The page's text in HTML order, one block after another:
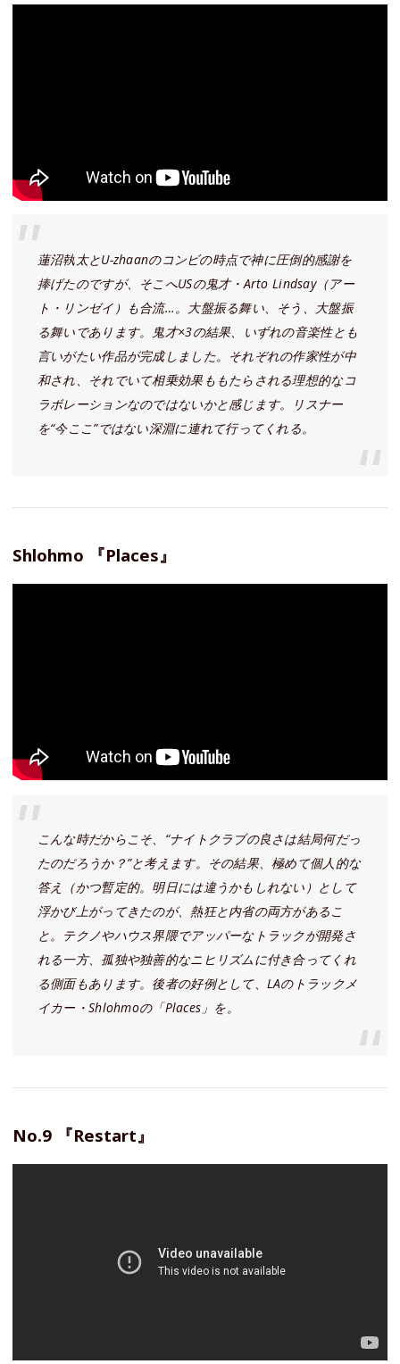
蓮沼執太とU-zhaanのコンビの時点で神に圧倒的感謝を
捧げたのですが、そこへUSの鬼才・Arto Lindsay（アー
ト・リンゼイ）も合流…。大盤振る舞い、そう、大盤振
る舞いであります。鬼才×3の結果、いずれの音楽性とも
言いがたい作品が完成しました。それぞれの作家性が中
和され、それでいて相乗効果ももたらされる理想的なコ
ラボレーションなのではないかと感じます。リスナー
を“今ここ”ではない深淵に連れて行ってくれる。
Shlohmo 『Places』
こんな時だからこそ、“ナイトクラブの良さは結局何だっ
たのだろうか？”と考えます。その結果、極めて個人的な
答え（かつ暫定的。明日には違うかもしれない）として
浮かび上がってきたのが、熱狂と内省の両方があるこ
と。テクノやハウス界隈でアッパーなトラックが開発さ
れる一方、孤独や独善的なニヒリズムに付き合ってくれ
る側面もあります。後者の好例として、LAのトラックメ
イカー・Shlohmoの「Places」を。
No.9 『Restart』